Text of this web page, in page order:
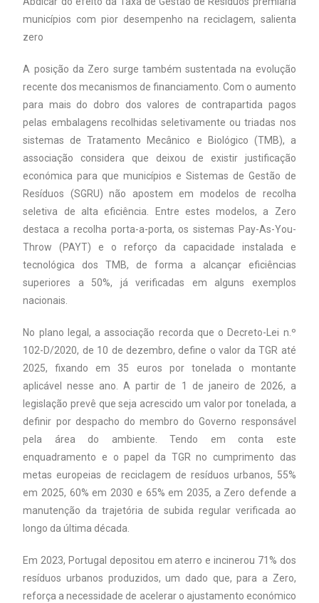
municípios com pior desempenho na reciclagem, salienta
zero
A posição da Zero surge também sustentada na evolução
recente dos mecanismos de financiamento. Com o aumento
para mais do dobro dos valores de contrapartida pagos
pelas embalagens recolhidas seletivamente ou triadas nos
sistemas de Tratamento Mecânico e Biológico (TMB), a
associação considera que deixou de existir justificação
económica para que municípios e Sistemas de Gestão de
Resíduos (SGRU) não apostem em modelos de recolha
seletiva de alta eficiência. Entre estes modelos, a Zero
destaca a recolha porta-a-porta, os sistemas Pay-As-You-
Throw (PAYT) e o reforço da capacidade instalada e
tecnológica dos TMB, de forma a alcançar eficiências
superiores a 50%, já verificadas em alguns exemplos
nacionais.
No plano legal, a associação recorda que o Decreto-Lei n.º
102-D/2020, de 10 de dezembro, define o valor da TGR até
2025, fixando em 35 euros por tonelada o montante
aplicável nesse ano. A partir de 1 de janeiro de 2026, a
legislação prevê que seja acrescido um valor por tonelada, a
definir por despacho do membro do Governo responsável
pela área do ambiente. Tendo em conta este
enquadramento e o papel da TGR no cumprimento das
metas europeias de reciclagem de resíduos urbanos, 55%
em 2025, 60% em 2030 e 65% em 2035, a Zero defende a
manutenção da trajetória de subida regular verificada ao
longo da última década.
Em 2023, Portugal depositou em aterro e incinerou 71% dos
resíduos urbanos produzidos, um dado que, para a Zero,
reforça a necessidade de acelerar o ajustamento económico